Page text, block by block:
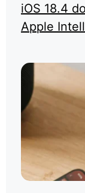
iOS 18.4
Apple